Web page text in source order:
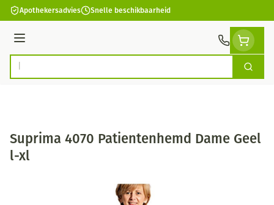
Ga naar de inhoud
Apothekersadvies Snelle beschikbaarheid
Menu
Product, merk, categorie... Zoek
Suprima 4070 Patientenhemd Dame Geel
l-xl